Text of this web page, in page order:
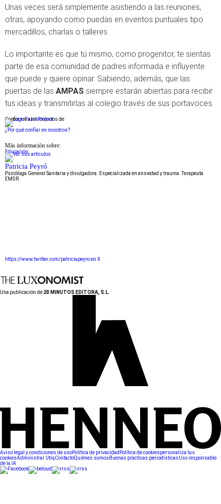
Unas veces será simplemente asistiendo a las reuniones;
otras, apoyando como puedas en eventos puntuales tipo
mercadillos, charlas o talleres.
Lo importante es que tú mismo, como progenitor, te sientas
parte de esa comunidad de padres informada e influyente
que puede y quiere opinar. Sabiendo, además, que las
puertas de las AMPAS siempre estarán abiertas para recibir
tus ideas y transmitirlas al colegio través de sus portavoces.
Conforme a los criterios de
¿Por qué confiar en nosotros?
Más información sobre:
Educación
Patricia Peyró
Psicóloga General Sanitaria y divulgadora. Especializada en ansiedad y trauma. Terapeuta
EMDR.
https://www.twitter.com/patriciapeyro en X
Una publicación de:20 MINUTOS EDITORA, S.L.
Aviso legal y condiciones de usoPolítica de privacidad Política de cookiespersonaliza tus
cookiesAdministrar UtiqContactoQuiénes somos Buenas prácticas periodísticasUso responsable
de la IA